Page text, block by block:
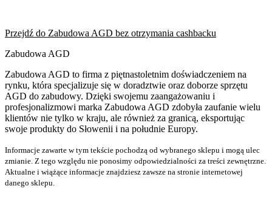
Przejdź do Zabudowa AGD bez otrzymania cashbacku
Zabudowa AGD
Zabudowa AGD to firma z piętnastoletnim doświadczeniem na
rynku, która specjalizuje się w doradztwie oraz doborze sprzętu
AGD do zabudowy. Dzięki swojemu zaangażowaniu i
profesjonalizmowi marka Zabudowa AGD zdobyła zaufanie wielu
klientów nie tylko w kraju, ale również za granicą, eksportując
swoje produkty do Słowenii i na południe Europy.
Informacje zawarte w tym tekście pochodzą od wybranego sklepu i mogą ulec
zmianie. Z tego względu nie ponosimy odpowiedzialności za treści zewnętrzne.
Aktualne i wiążące informacje znajdziesz zawsze na stronie internetowej
danego sklepu.